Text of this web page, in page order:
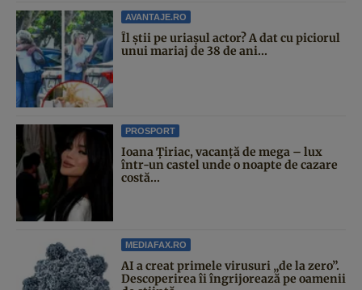
AVANTAJE.RO
Îl știi pe uriașul actor? A dat cu piciorul
unui mariaj de 38 de ani...
PROSPORT
Ioana Țiriac, vacanță de mega – lux
într-un castel unde o noapte de cazare
costă...
MEDIAFAX.RO
AI a creat primele virusuri „de la zero”.
Descoperirea îi îngrijorează pe oamenii